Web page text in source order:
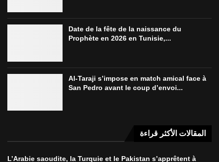
Date de la fête de la naissance du
Prophète en 2026 en Tunisie,...
Al-Taraji s’impose en match amical face à
San Pedro avant le coup d’envoi...
المقالات الأكثر قراءة
L’Arabie saoudite, la Turquie et le Pakistan s’apprêtent à